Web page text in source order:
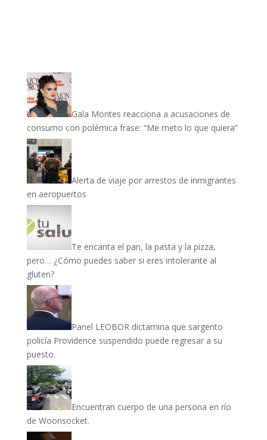
Gala Montes reacciona a acusaciones de
consumo con polémica frase: “Me meto lo que quiera”
Alerta de viaje por arrestos de inmigrantes
en aeropuertos
Te encanta el pan, la pasta y la pizza,
pero… ¿Cómo puedes saber si eres intolerante al
gluten?
Panel LEOBOR dictamina que sargento
policía Providence suspendido puede regresar a su
puesto.
Encuentran cuerpo de una persona en río
de Woonsocket.